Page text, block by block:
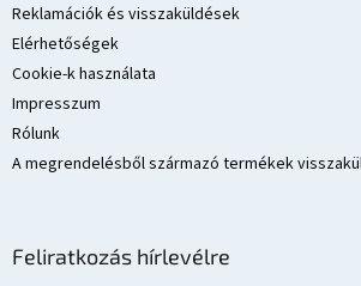
Reklamációk és visszaküldések
Elérhetőségek
Cookie-k használata
Impresszum
Rólunk
A megrendelésből származó termékek
Feliratkozás hírlevélre